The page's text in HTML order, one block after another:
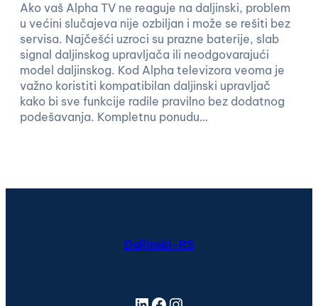
Ako vaš Alpha TV ne reaguje na daljinski, problem
u većini slučajeva nije ozbiljan i može se rešiti bez
servisa. Najčešći uzroci su prazne baterije, slab
signal daljinskog upravljača ili neodgovarajući
model daljinskog. Kod Alpha televizora veoma je
važno koristiti kompatibilan daljinski upravljač
kako bi sve funkcije radile pravilno bez dodatnog
podešavanja. Kompletnu ponudu…
Daljinski-RS